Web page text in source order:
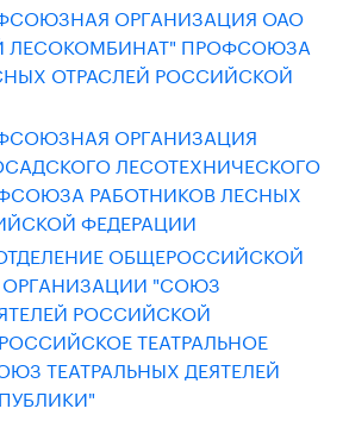
ОРГАНИЗАЦИЯ ОАО
ЛЕСОКОМБИНАТ" ПРОФСОЮЗА
ОТРАСЛЕЙ РОССИЙСКОЙ
ОРГАНИЗАЦИЯ
ЛЕСОТЕХНИЧЕСКОГО
РАБОТНИКОВ ЛЕСНЫХ
ФЕДЕРАЦИИ
ОБЩЕРОССИЙСКОЙ
"СОЮЗ
РОССИЙСКОЙ
ТЕАТРАЛЬНОЕ
ТЕАТРАЛЬНЫХ ДЕЯТЕЛЕЙ